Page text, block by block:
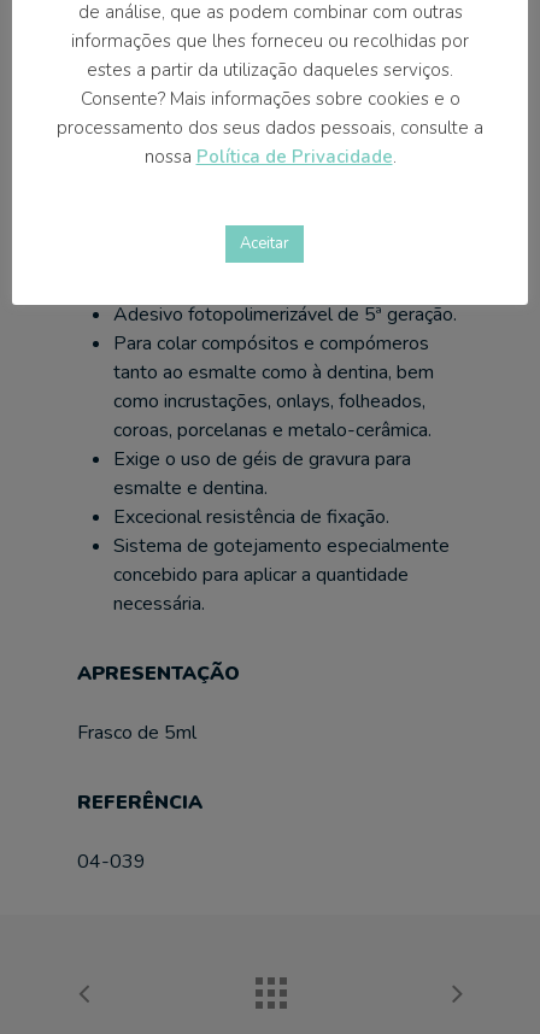
necessária.
Solicitar Orçamento
Adesivo fotopolimerizável de 5ª geração.
Para colar compósitos e compómeros
tanto ao esmalte como à dentina, bem
como incrustações, onlays, folheados,
coroas, porcelanas e metalo-cerâmica.
Exige o uso de géis de gravura para
esmalte e dentina.
Excecional resistência de fixação.
Sistema de gotejamento especialmente
concebido para aplicar a quantidade
necessária.
APRESENTAÇÃO
Frasco de 5ml
REFERÊNCIA
04-039
de análise, que as podem combinar com outras
informações que lhes forneceu ou recolhidas por
estes a partir da utilização daqueles serviços.
Consente? Mais informações sobre cookies e o
processamento dos seus dados pessoais, consulte a
nossa Política de Privacidade.
Aceitar